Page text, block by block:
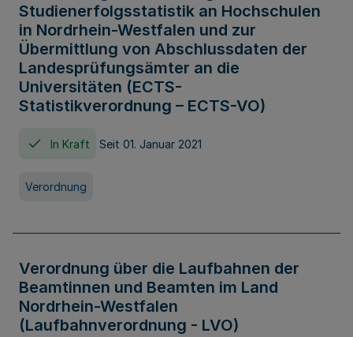
Studienerfolgsstatistik an Hochschulen
in Nordrhein-Westfalen und zur
Übermittlung von Abschlussdaten der
Landesprüfungsämter an die
Universitäten (ECTS-
Statistikverordnung – ECTS-VO)
In Kraft Seit 01. Januar 2021
Verordnung
Verordnung über die Laufbahnen der
Beamtinnen und Beamten im Land
Nordrhein-Westfalen
(Laufbahnverordnung - LVO)